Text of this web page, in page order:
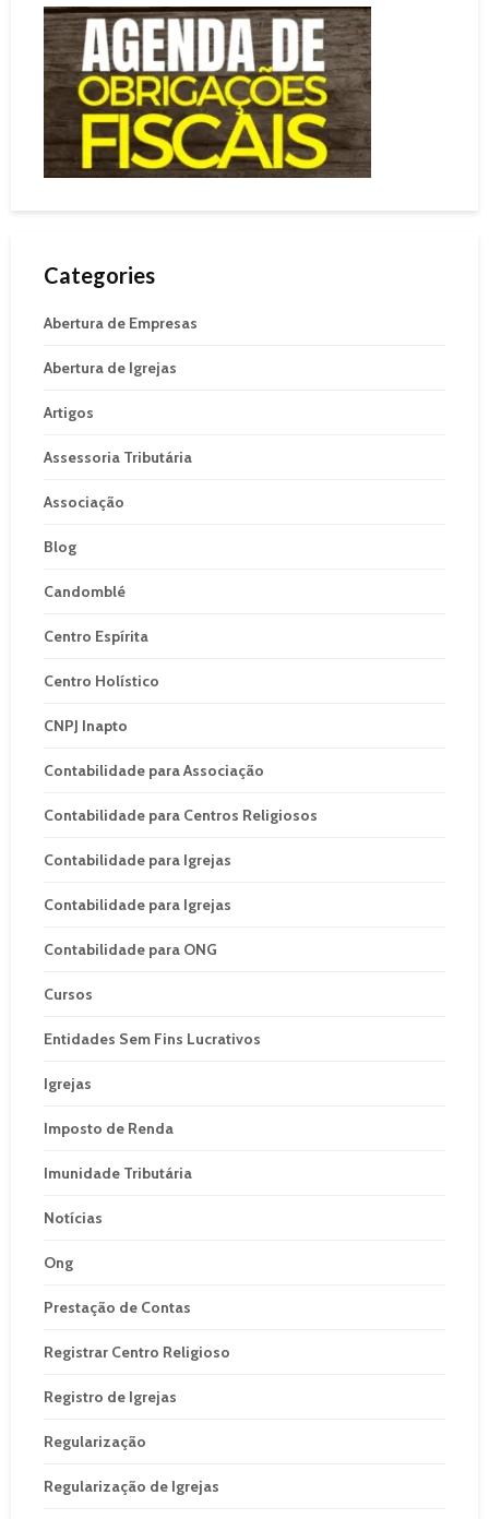
Categories
Abertura de Empresas
Abertura de Igrejas
Artigos
Assessoria Tributária
Associação
Blog
Candomblé
Centro Espírita
Centro Holístico
CNPJ Inapto
Contabilidade para Associação
Contabilidade para Centros Religiosos
Contabilidade para Igrejas
Contabilidade para Igrejas
Contabilidade para ONG
Cursos
Entidades Sem Fins Lucrativos
Igrejas
Imposto de Renda
Imunidade Tributária
Notícias
Ong
Prestação de Contas
Registrar Centro Religioso
Registro de Igrejas
Regularização
Regularização de Igrejas